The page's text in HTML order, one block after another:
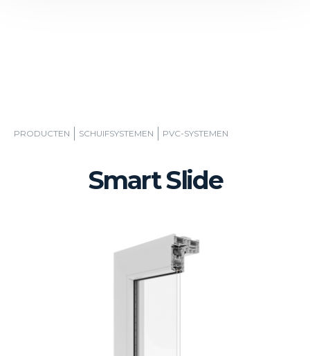
PRODUCTEN SCHUIFSYSTEMEN PVC-SYSTEMEN
Smart Slide